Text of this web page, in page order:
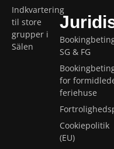
Indkvartering
til store
grupper i
Sälen
SG & FG
for
feriehuse
Cookiepolitik
(EU)